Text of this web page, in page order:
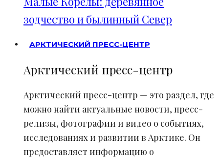
зодчество и былинный Север
АРКТИЧЕСКИЙ ПРЕСС-ЦЕНТР
Арктический пресс-центр
Арктический пресс-центр — это раздел, где
можно найти актуальные новости, пресс-
релизы, фотографии и видео о событиях,
исследованиях и развитии в Арктике. Он
предоставляет информацию о